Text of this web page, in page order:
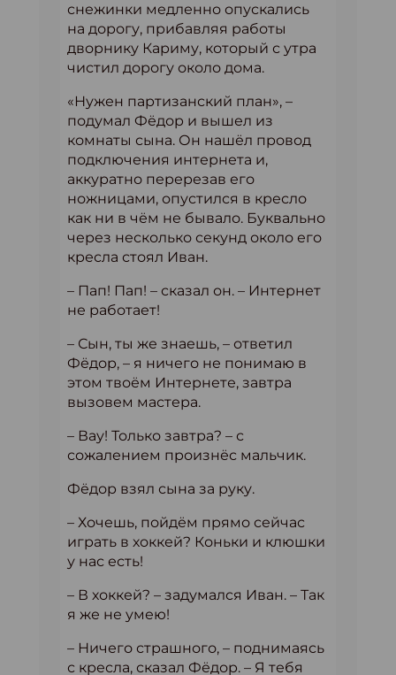
снежинки медленно опускались
на дорогу, прибавляя работы
дворнику Кариму, который с утра
чистил дорогу около дома.
«Нужен партизанский план», –
подумал Фёдор и вышел из
комнаты сына. Он нашёл провод
подключения интернета и,
аккуратно перерезав его
ножницами, опустился в кресло
как ни в чём не бывало. Буквально
через несколько секунд около его
кресла стоял Иван.
– Пап! Пап! – сказал он. – Интернет
не работает!
– Сын, ты же знаешь, – ответил
Фёдор, – я ничего не понимаю в
этом твоём Интернете, завтра
вызовем мастера.
– Вау! Только завтра? – с
сожалением произнёс мальчик.
Фёдор взял сына за руку.
– Хочешь, пойдём прямо сейчас
играть в хоккей? Коньки и клюшки
у нас есть!
– В хоккей? – задумался Иван. – Так
я же не умею!
– Ничего страшного, – поднимаясь
с кресла, сказал Фёдор. – Я тебя